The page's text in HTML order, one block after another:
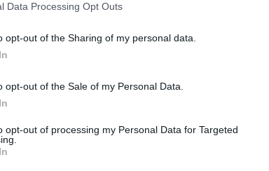
Data Processing Opt Outs
opt-out of the Sharing of my personal data.
opt-out of the Sale of my Personal Data.
opt-out of processing my Personal Data for Targeted
mindig ott van, hogy
magánéleti problémával néz szembe.
és a karaktere teljes nevét is elárulta